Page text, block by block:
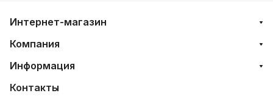
Интернет-магазин
Компания
Информация
Контакты